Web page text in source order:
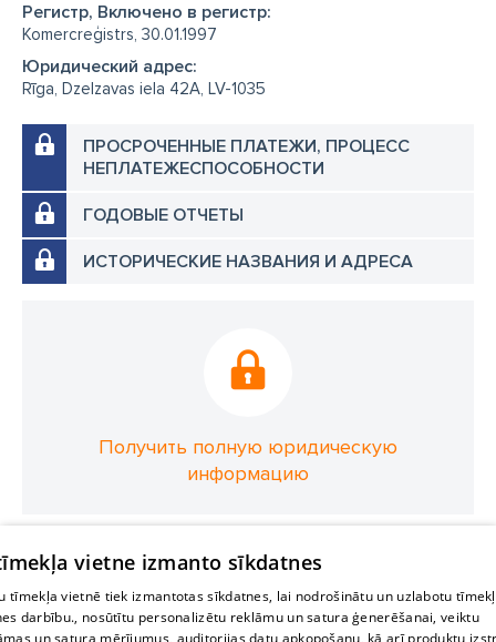
Регистр, Включено в регистр:
Komercreģistrs, 30.01.1997
Юридический адрес:
Rīga, Dzelzavas iela 42A, LV-1035
ПРОСРОЧЕННЫЕ ПЛАТЕЖИ, ПРОЦЕСС
НЕПЛАТЕЖЕСПОСОБНОСТИ
ГОДОВЫЕ ОТЧЕТЫ
ИСТОРИЧЕСКИЕ НАЗВАНИЯ И АДРЕСА
Получить полную юридическую
информацию
vietne izmanto sīkdatnes
tīmekļa vietnē tiek izmantotas sīkdatnes, lai nodrošinātu un uzlabotu
darbību., nosūtītu personalizētu reklāmu un satura ģenerēšanai, veiktu
un satura mērījumus, auditorijas datu apkopošanu, kā arī produktu